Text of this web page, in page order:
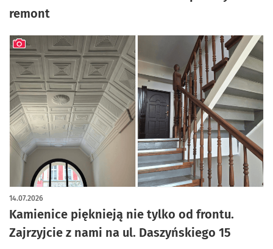
remont
Kamienice pięknieją nie tylko od frontu.
Zajrzyjcie z nami na ul. Daszyńskiego 15
14.07.2026
artykuł z galerią zdjęć